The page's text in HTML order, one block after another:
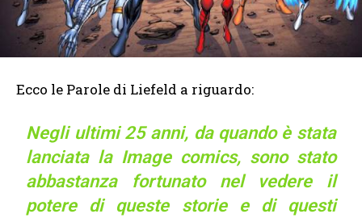
Ecco le Parole di Liefeld a riguardo:
Negli ultimi 25 anni, da quando è stata
lanciata la Image comics, sono stato
abbastanza fortunato nel vedere il
potere di queste storie e di questi